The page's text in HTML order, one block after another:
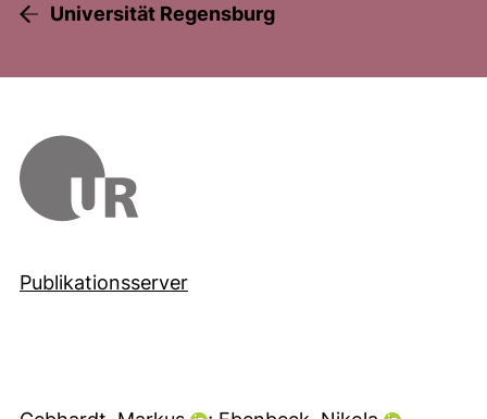
Universität Regensburg
Publikationsserver